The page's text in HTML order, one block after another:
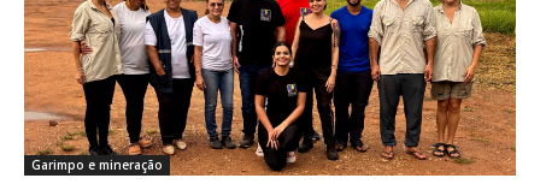
Garimpo e mineração